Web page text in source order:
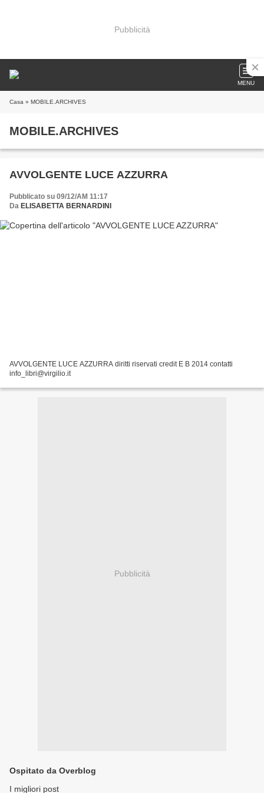
Pubblicità
MENU
Casa » MOBILE.ARCHIVES
MOBILE.ARCHIVES
AVVOLGENTE LUCE AZZURRA
Pubblicato su 09/12/AM 11:17
Da ELISABETTA BERNARDINI
AVVOLGENTE LUCE AZZURRA diritti riservati credit E B 2014 contatti
info_libri@virgilio.it
Pubblicità
Ospitato da Overblog
I migliori post